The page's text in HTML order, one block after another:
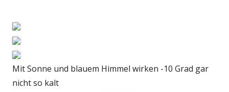
Mit Sonne und blauem Himmel wirken -10 Grad gar
nicht so kalt ️